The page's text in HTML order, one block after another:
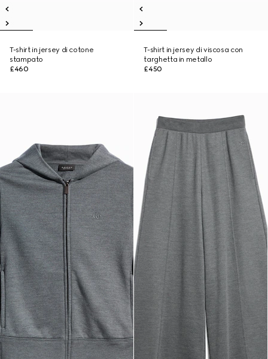
T-shirt in jersey di cotone
stampato
£460
T-shirt in jersey di viscosa con
targhetta in metallo
£450